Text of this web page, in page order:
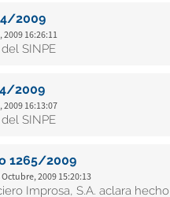
2009
2009 16:26:11
SINPE
2009
2009 16:13:07
SINPE
1265/2009
2009 15:20:13
Improsa, S.A. aclara hecho